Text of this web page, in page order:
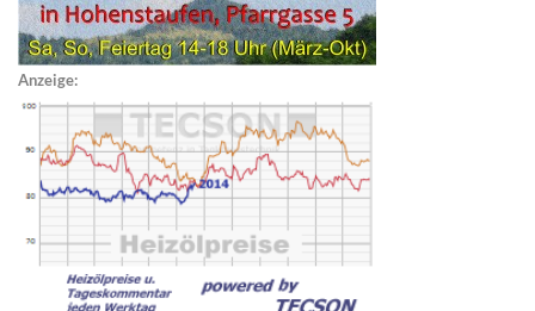
Anzeige: